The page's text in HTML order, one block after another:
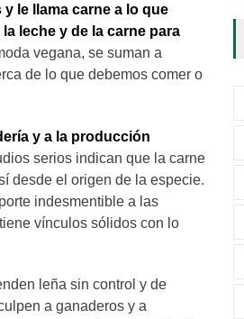
le llama carne a lo que
leche y de la carne para
vegana, se suman a
de lo que debemos comer o
y a la producción
serios indican que la carne
desde el origen de la especie.
indesmentible a las
vínculos sólidos con lo
leña sin control y de
a ganaderos y a